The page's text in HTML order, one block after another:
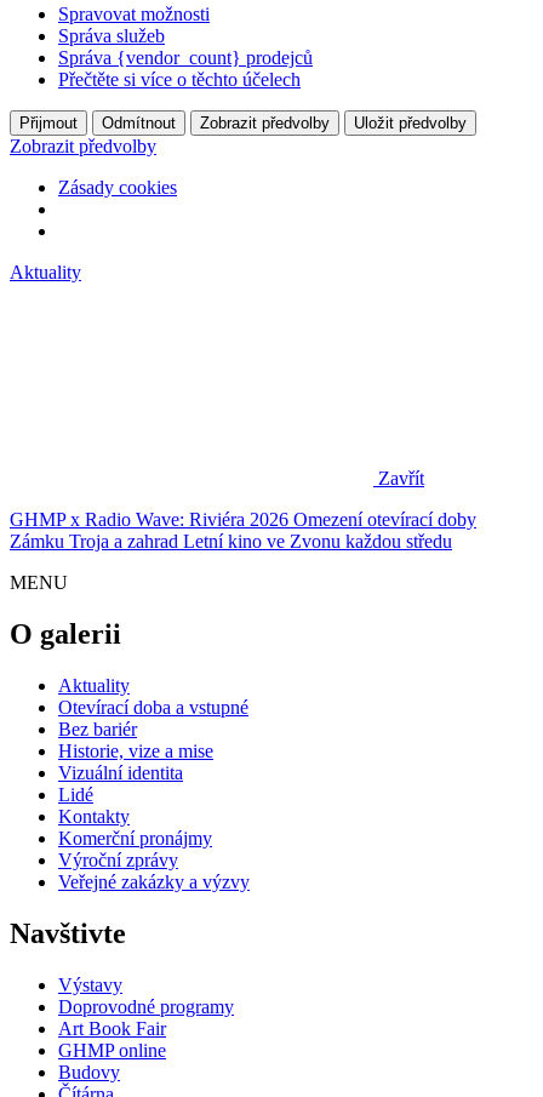
Spravovat možnosti
Správa služeb
Správa {vendor_count} prodejců
Přečtěte si více o těchto účelech
Přijmout Odmítnout Zobrazit předvolby Uložit předvolby
Zobrazit předvolby
Zásady cookies
Aktuality
Zavřít
GHMP x Radio Wave: Riviéra 2026 Omezení otevírací doby
Zámku Troja a zahrad Letní kino ve Zvonu každou středu
MENU
O galerii
Aktuality
Otevírací doba a vstupné
Bez bariér
Historie, vize a mise
Vizuální identita
Lidé
Kontakty
Komerční pronájmy
Výroční zprávy
Veřejné zakázky a výzvy
Navštivte
Výstavy
Doprovodné programy
Art Book Fair
GHMP online
Budovy